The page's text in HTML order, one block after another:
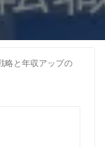
略と年収アップの